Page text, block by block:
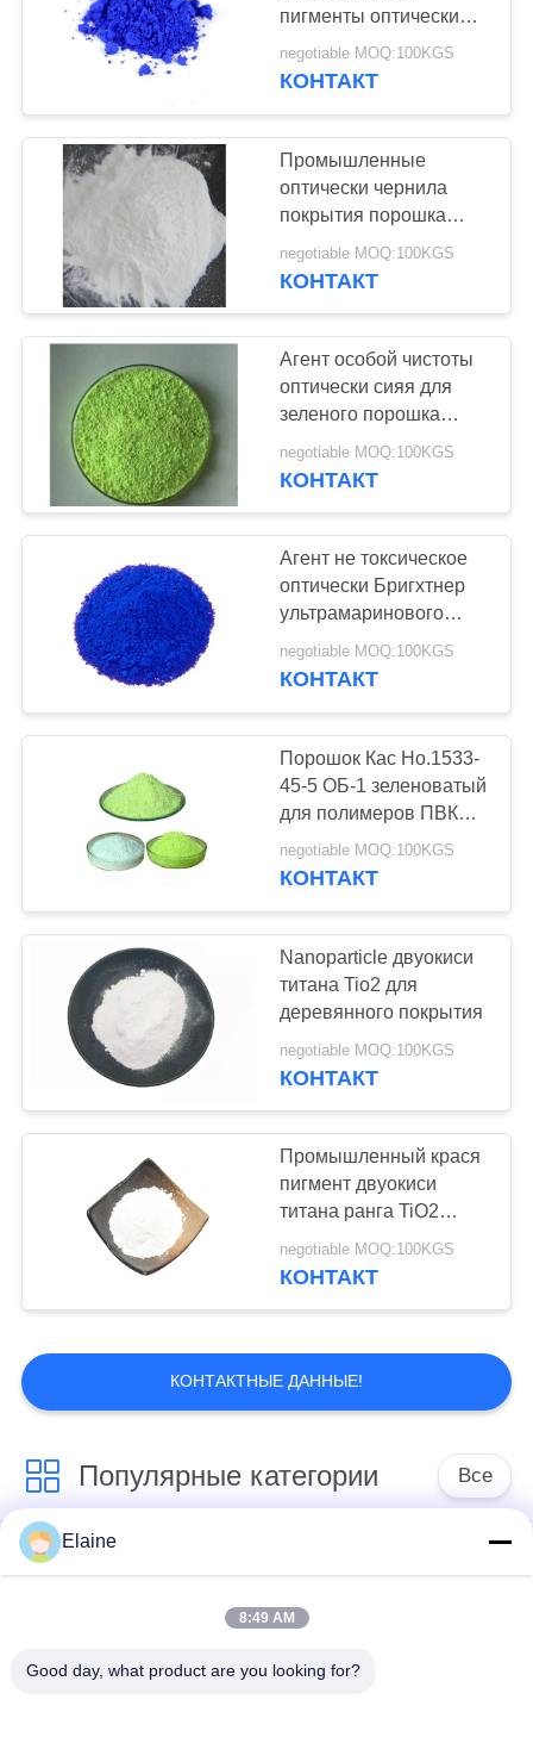
пигменты оптически
неорганические
ультрамариновые
negotiable MOQ:100KGS
КОНТАКТ
Промышленные
оптически чернила
покрытия порошка
Титанюм двуокиси
рутила пигментов сияя
negotiable MOQ:100KGS
КОНТАКТ
Агент особой чистоты
оптически сияя для
зеленого порошка
пластмассы ОБ-1
К28Х18Н2О2
negotiable MOQ:100KGS
КОНТАКТ
Агент не токсическое
оптически Бригхтнер
ультрамаринового
пигмента оптически
сияя для продуктов
negotiable MOQ:100KGS
КОНТАКТ
Порошок Кас Но.1533-
45-5 ОБ-1 зеленоватый
для полимеров ПВК
Стыреник акриловых
negotiable MOQ:100KGS
КОНТАКТ
Nanoparticle двуокиси
титана Tio2 для
деревянного покрытия
negotiable MOQ:100KGS
КОНТАКТ
Промышленный крася
пигмент двуокиси
титана ранга TiO2
белый
negotiable MOQ:100KGS
КОНТАКТ
КОНТАКТНЫЕ ДАННЫЕ!
Популярные категории Все
средство для
придания
Стабилизатор цинка
Зерна PVC
Соединения для
Elaine
8:49 AM
Good day, what product are you looking for?